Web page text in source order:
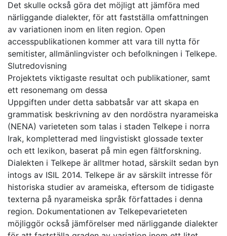
Det skulle också göra det möjligt att jämföra med
närliggande dialekter, för att fastställa omfattningen
av variationen inom en liten region. Open
accesspublikationen kommer att vara till nytta för
semitister, allmänlingvister och befolkningen i Telkepe.
Slutredovisning
Projektets viktigaste resultat och publikationer, samt
ett resonemang om dessa
Uppgiften under detta sabbatsår var att skapa en
grammatisk beskrivning av den nordöstra nyarameiska
(NENA) varieteten som talas i staden Telkepe i norra
Irak, kompletterad med lingvistiskt glossade texter
och ett lexikon, baserat på min egen fältforskning.
Dialekten i Telkepe är alltmer hotad, särskilt sedan byn
intogs av ISIL 2014. Telkepe är av särskilt intresse för
historiska studier av arameiska, eftersom de tidigaste
texterna på nyarameiska språk författades i denna
region. Dokumentationen av Telkepevarieteten
möjliggör också jämförelser med närliggande dialekter